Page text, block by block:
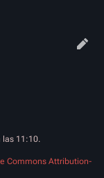
las 11:10.
Commons Attribution-